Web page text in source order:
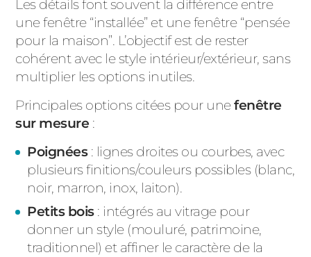
Les détails font souvent la différence entre
une fenêtre “installée” et une fenêtre “pensée
pour la maison”. L’objectif est de rester
cohérent avec le style intérieur/extérieur, sans
multiplier les options inutiles.
Principales options citées pour unefenêtre
sur mesure :
Poignées: lignes droites ou courbes, avec
plusieurs finitions/couleurs possibles (blanc,
noir, marron, inox, laiton).
Petits bois: intégrés au vitrage pour
donner un style (mouluré, patrimoine,
traditionnel) et affiner le caractère de la